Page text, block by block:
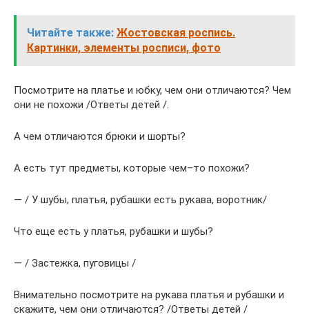
Читайте также: Жостовская роспись.
Картинки, элементы росписи, фото
Посмотрите на платье и юбку, чем они отличаются? Чем
они не похожи /Ответы детей /.
А чем отличаются брюки и шорты?
А есть тут предметы, которые чем–то похожи?
— / У шубы, платья, рубашки есть рукава, воротник/
Что еще есть у платья, рубашки и шубы?
— / Застежка, пуговицы /
Внимательно посмотрите на рукава платья и рубашки и
скажите, чем они отличаются? /Ответы детей /